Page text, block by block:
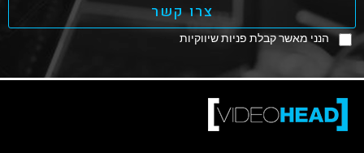
הנני מאשר קבלת פניות שיווקיות
צרו קשר